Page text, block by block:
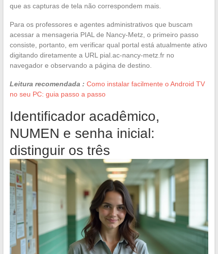
que as capturas de tela não correspondem mais.
Para os professores e agentes administrativos que buscam
acessar a mensageria PIAL de Nancy-Metz, o primeiro passo
consiste, portanto, em verificar qual portal está atualmente ativo
digitando diretamente a URL pial.ac-nancy-metz.fr no
navegador e observando a página de destino.
Leitura recomendada : Como instalar facilmente o Android TV
no seu PC: guia passo a passo
Identificador acadêmico,
NUMEN e senha inicial:
distinguir os três